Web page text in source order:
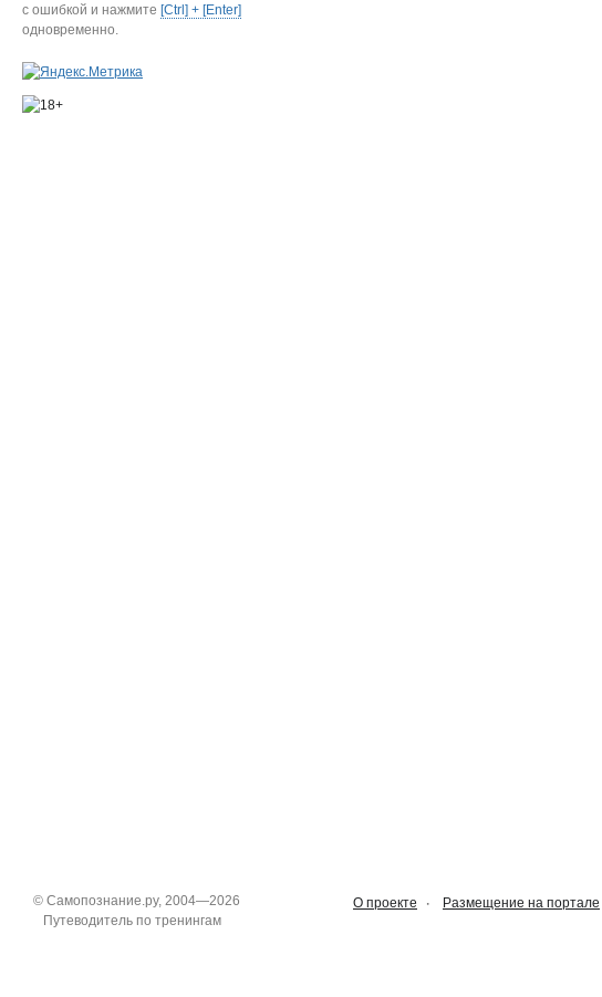
с ошибкой и нажмите [Ctrl] + [Enter]
одновременно.
О проекте Размещение на портале
© Самопознание.ру, 2004—2026
Путеводитель по тренингам